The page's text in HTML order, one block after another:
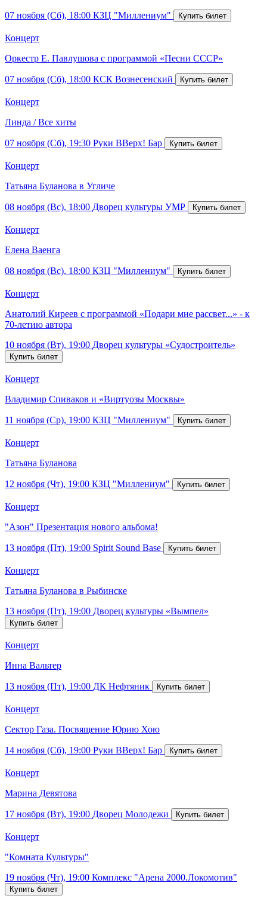
07 ноября (Сб), 18:00 КЗЦ "Миллениум"
Концерт
Оркестр Е. Павлушова с программой «Песни СССР»
07 ноября (Сб), 18:00 КСК Вознесенский
Концерт
Линда / Все хиты
07 ноября (Сб), 19:30 Руки ВВерх! Бар
Концерт
Татьяна Буланова в Угличе
08 ноября (Вс), 18:00 Дворец культуры УМР
Концерт
Елена Ваенга
08 ноября (Вс), 18:00 КЗЦ "Миллениум"
Концерт
Анатолий Киреев с программой «Подари мне рассвет...» - к
70-летию автора
10 ноября (Вт), 19:00 Дворец культуры «Судостроитель»
Концерт
Владимир Спиваков и «Виртуозы Москвы»
11 ноября (Ср), 19:00 КЗЦ "Миллениум"
Концерт
Татьяна Буланова
12 ноября (Чт), 19:00 КЗЦ "Миллениум"
Концерт
"Азон" Презентация нового альбома!
13 ноября (Пт), 19:00 Spirit Sound Base
Концерт
Татьяна Буланова в Рыбинске
13 ноября (Пт), 19:00 Дворец культуры «Вымпел»
Концерт
Инна Вальтер
13 ноября (Пт), 19:00 ДК Нефтяник
Концерт
Сектор Газа. Посвящение Юрию Хою
14 ноября (Сб), 19:00 Руки ВВерх! Бар
Концерт
Марина Девятова
17 ноября (Вт), 19:00 Дворец Молодежи
Концерт
"Комната Культуры"
19 ноября (Чт), 19:00 Комплекс "Арена 2000.Локомотив"